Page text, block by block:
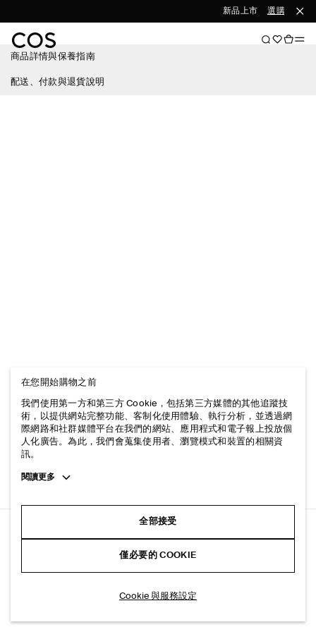
新品上市 選購女裝
商品詳情與保養指南
配送、付款與退貨說明
選擇尺寸
在您開始購物之前
我們使用第一方和第三方 Cookie，包括第三方媒體的其他追蹤技
術，以提供網站完整功能、客制化使用體驗、執行分析，並透過網
際網路和社群媒體平台在我們的網站、應用程式和電子報上投放個
人化廣告。為此，我們會蒐集使用者、瀏覽模式和裝置的相關資
訊。
Toggle
閱讀更多
全部接受
僅必要的 COOKIE
Cookie 與服務設定